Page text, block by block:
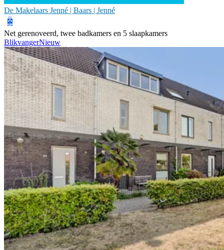
De Makelaars Jenné | Baars | Jenné
Net gerenoveerd, twee badkamers en 5 slaapkamers
BlikvangerNieuw